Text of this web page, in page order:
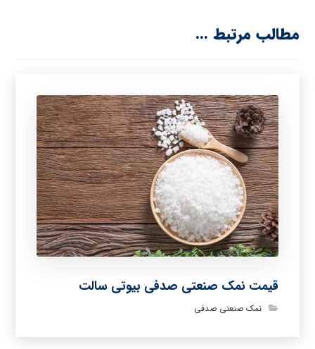
مطالب مرتبط ...
قیمت نمک صنعتی صدفی بیوتی سالت
نمک صنعتی صدفی